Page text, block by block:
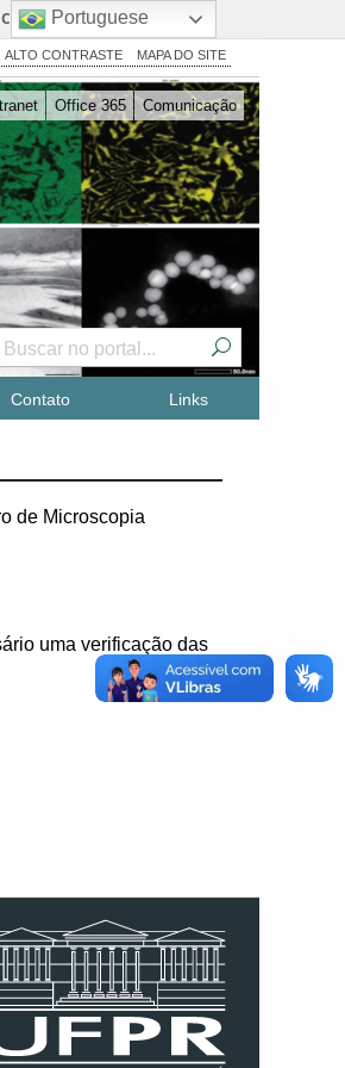
Canais
ALTO CONTRASTE MAPA DO SITE
Office 365 Comunicação
Contato Links
de Microscopia
uma verificação das
Portuguese